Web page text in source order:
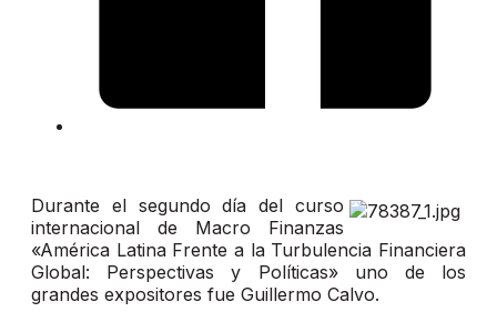
Durante el segundo día del curso
internacional de Macro Finanzas
«América Latina Frente a la Turbulencia Financiera
Global: Perspectivas y Políticas» uno de los
grandes expositores fue Guillermo Calvo.